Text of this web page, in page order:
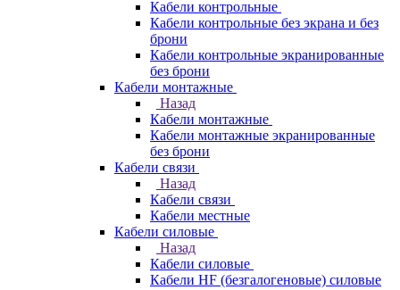
Кабели контрольные
Кабели контрольные без экрана и без
брони
Кабели контрольные экранированные
без брони
Кабели монтажные
Назад
Кабели монтажные
Кабели монтажные экранированные
без брони
Кабели связи
Назад
Кабели связи
Кабели местные
Кабели силовые
Назад
Кабели силовые
Кабели HF (безгалогеновые) силовые